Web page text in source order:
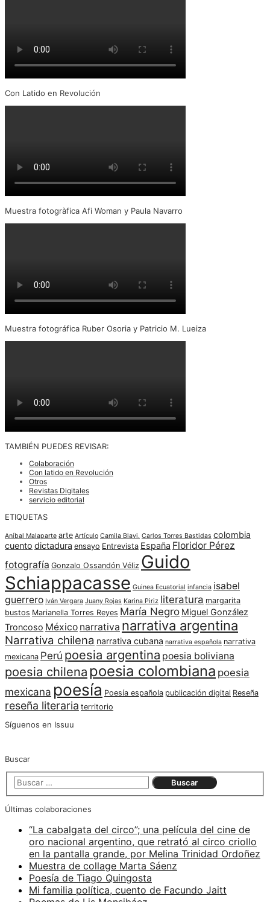
Con Latido en Revolución
Muestra fotogràfica Afi Woman y Paula Navarro
Muestra fotográfica Ruber Osoria y Patricio M. Lueiza
TAMBIÉN PUEDES REVISAR:
Colaboración
Con latido en Revolución
Otros
Revistas Digitales
servicio editorial
ETIQUETAS
Aníbal Malaparte arte Artículo Camila Blavi. Carlos Torres Bastidas colombia
cuento dictadura ensayo Entrevista España Floridor Pérez
fotografía Gonzalo Ossandón Véliz Guido
Schiappacasse Guinea Ecuatorial infancia isabel
guerrero Iván Vergara Juany Rojas Karina Piriz literatura margarita
bustos Marianella Torres Reyes María Negro Miguel González
Troncoso México narrativa narrativa argentina
Narrativa chilena narrativa cubana narrativa española narrativa
mexicana Perú poesia argentina poesia boliviana
poesia chilena poesia colombiana poesia
mexicana poesía Poesía española publicación digital Reseña
reseña literaria territorio
Síguenos en Issuu
Buscar
Últimas colaboraciones
“La cabalgata del circo”; una película del cine de
oro nacional argentino, que retrató al circo criollo
en la pantalla grande, por Melina Trinidad Ordoñez
Muestra de collage Marta Sáenz
Poesía de Tiago Quingosta
Mi familia política, cuento de Facundo Jaitt